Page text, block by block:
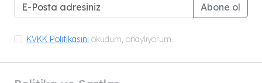
Abone ol
KVKK Politikasını okudum, onaylıyorum.